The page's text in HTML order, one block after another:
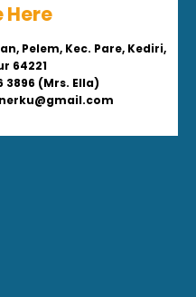
Here
Pelem, Kec. Pare, Kediri,
64221
3896 (Mrs. Ella)